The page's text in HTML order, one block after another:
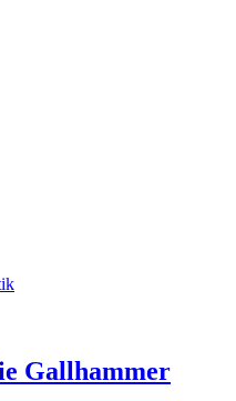
Gallhammer